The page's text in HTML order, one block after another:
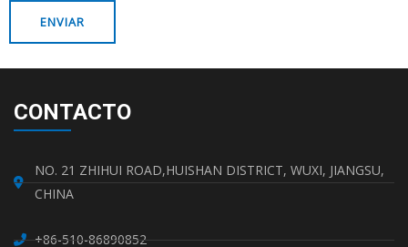
CONTACTO
NO. 21 ZHIHUI ROAD,HUISHAN DISTRICT, WUXI, JIANGSU,
CHINA
+86-510-86890852